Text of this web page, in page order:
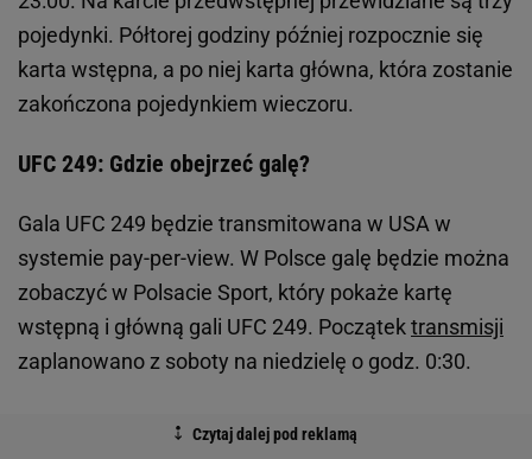
pojedynki. Półtorej godziny później rozpocznie się
karta wstępna, a po niej karta główna, która zostanie
zakończona pojedynkiem wieczoru.
UFC 249: Gdzie obejrzeć galę?
Gala UFC 249 będzie transmitowana w USA w
systemie pay-per-view. W Polsce galę będzie można
zobaczyć w Polsacie Sport, który pokaże kartę
wstępną i główną gali UFC 249. Początektransmisji
zaplanowano z soboty na niedzielę o godz. 0:30.